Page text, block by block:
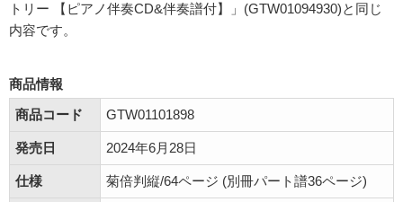
トリー 【ピアノ伴奏CD&伴奏譜付】」(GTW01094930)と同じ
内容です。
商品情報
商品コード
GTW01101898
発売日 2024年6月28日
仕様 菊倍判縦/64ページ (別冊パート譜36ページ)